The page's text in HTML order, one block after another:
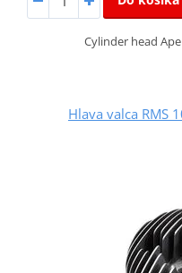
Cylinder head
Hlava valca RMS